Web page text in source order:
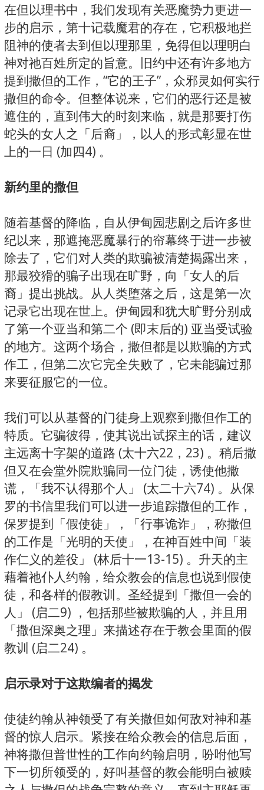
在但以理书中，我们发现有关恶魔势力更进一
步的启示，第十记载魔君的存在，它积极地拦
阻神的使者去到但以理那里，免得但以理明白
神对祂百姓所定的旨意。旧约中还有许多地方
提到撒但的工作，“它的王子”，众邪灵如何实行
撒但的命令。但整体说来，它们的恶行还是被
遮住的，直到伟大的时刻来临，就是那要打伤
蛇头的女人之「后裔」，以人的形式彰显在世
上的一日 (加四4) 。
新约里的撒但
随着基督的降临，自从伊甸园悲剧之后许多世
纪以来，那遮掩恶魔暴行的帘幕终于进一步被
除去了，它们对人类的欺骗被清楚揭露出来，
那最狡猾的骗子出现在旷野，向「女人的后
裔」提出挑战。从人类堕落之后，这是第一次
记录它出现在世上。伊甸园和犹大旷野分别成
了第一个亚当和第二个 (即末后的) 亚当受试验
的地方。这两个场合，撒但都是以欺骗的方式
作工，但第二次它完全失败了，它未能骗过那
来要征服它的一位。
我们可以从基督的门徒身上观察到撒但作工的
特质。它骗彼得，使其说出试探主的话，建议
主远离十字架的道路 (太十六22，23) 。稍后撒
但又在会堂外院欺骗同一位门徒，诱使他撒
谎，「我不认得那个人」 (太二十六74) 。从保
罗的书信里我们可以进一步追踪撒但的工作，
保罗提到「假使徒」，「行事诡诈」，称撒但
的工作是「光明的天使」，在神百姓中间「装
作仁义的差役」 (林后十一13-15) 。升天的主
藉着祂仆人约翰，给众教会的信息也说到假使
徒，和各样的假教训。圣经提到「撒但一会的
人」 (启二9) ，包括那些被欺骗的人，并且用
「撒但深奥之理」来描述存在于教会里面的假
教训 (启二24) 。
启示录对于这欺编者的揭发
使徒约翰从神领受了有关撒但如何敌对神和基
督的惊人启示。紧接在给众教会的信息后面，
神将撒但普世性的工作向约翰启明，吩咐他写
下一切所领受的，好叫基督的教会能明白被赎